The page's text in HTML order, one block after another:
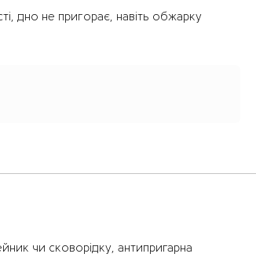
дно не пригорає, навіть обжарку
чи сковорідку, антипригарна